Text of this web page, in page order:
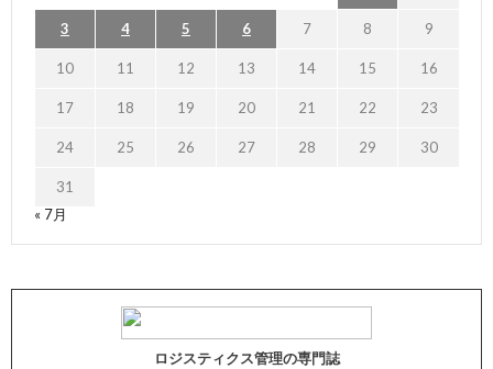
3 4 5 6 7 8 9
10 11 12 13 14 15 16
17 18 19 20 21 22 23
24 25 26 27 28 29 30
31
« 7月
ロジスティクス管理の専門誌